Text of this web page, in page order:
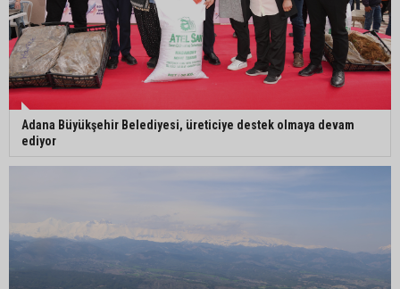
Adana Büyükşehir Belediyesi, üreticiye destek olmaya devam
ediyor